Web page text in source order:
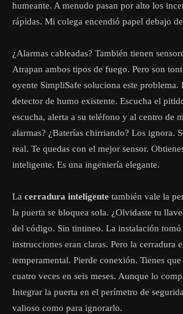
humeante. A menudo pasan por alto los
rápidas. Mi colega encendió papel debajo
¿Alarmas cableadas? También tienen
Atrapan ambos tipos de fuego. Pero son
oyente SimpliSafe soluciona este problema.
detector de humo existente. Escucha el
escucha, alerta a su teléfono y al centro de
alarmas? ¿Baterías chirriando? Los ignora.
real. Te quedas con el mejor sensor.
inteligente. Es una ingeniería elegante.
La cerradura inteligente también vale la
la puerta se bloquea sola. ¿Olvidaste tu
del código. Sin tintineo. La instalación tomó
instrucciones eran claras. Pero la cerradura
temperamental. Pierde conexión. Tienes
cuatro veces en seis meses. Aunque lo
Integrar la puerta en el perímetro de
valioso como para ignorarlo.